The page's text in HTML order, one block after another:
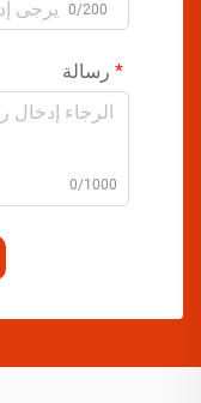
0/200
رسالة
0/1000